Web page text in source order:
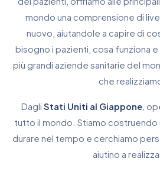
mondo una comprensione di
nuovo, aiutandole a capire di
bisogno i pazienti, cosa funziona
più grandi aziende sanitarie del
che
Dagli Stati Uniti al Giappone ,
tutto il mondo. Stiamo costruendo
durare nel tempo e cerchiamo
aiutino a